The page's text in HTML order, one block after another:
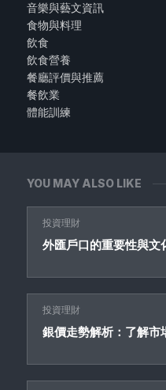
YOU MAY ALSO LIKE
投資理財
外匯戶口的重要性與文
投資理財
銀價走勢解析：了解市
音樂與藝文資訊
食物與料理
飲食
飲食營養
餐廳評價與推薦
餐飲業
體能訓練